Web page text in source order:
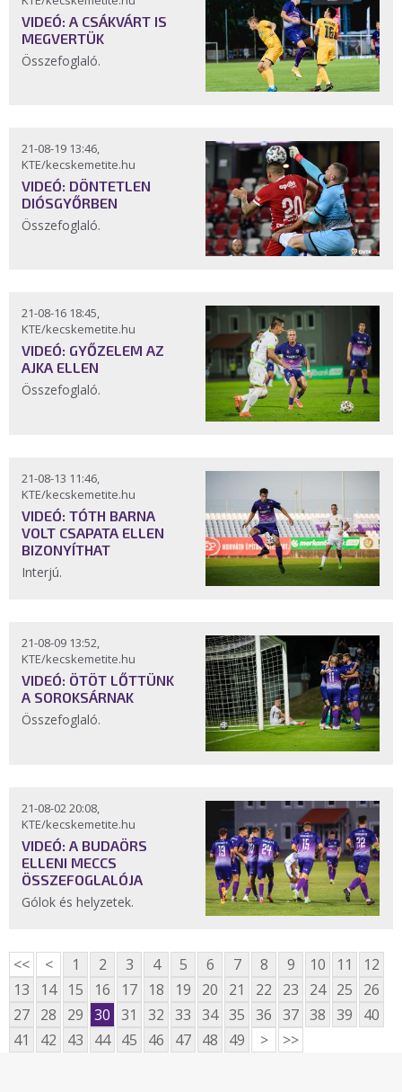
VIDEÓ: A CSÁKVÁRT IS
MEGVERTÜK
Összefoglaló.
21-08-19 13:46,
KTE/kecskemetite.hu
VIDEÓ: DÖNTETLEN
DIÓSGYŐRBEN
Összefoglaló.
21-08-16 18:45,
KTE/kecskemetite.hu
VIDEÓ: GYŐZELEM AZ
AJKA ELLEN
Összefoglaló.
21-08-13 11:46,
KTE/kecskemetite.hu
VIDEÓ: TÓTH BARNA
VOLT CSAPATA ELLEN
BIZONYÍTHAT
Interjú.
21-08-09 13:52,
KTE/kecskemetite.hu
VIDEÓ: ÖTÖT LŐTTÜNK
A SOROKSÁRNAK
Összefoglaló.
21-08-02 20:08,
KTE/kecskemetite.hu
VIDEÓ: A BUDAÖRS
ELLENI MECCS
ÖSSZEFOGLALÓJA
Gólok és helyzetek.
<< < 1 2 3 4 5 6 7 8 9 10 11
12
13
14 15 16 17 18 19 20 21 22 23 24 25
26
27 28 29 30 31 32 33 34 35 36 37 38 39
40
41
42 43 44 45 46 47 48 49 > >>